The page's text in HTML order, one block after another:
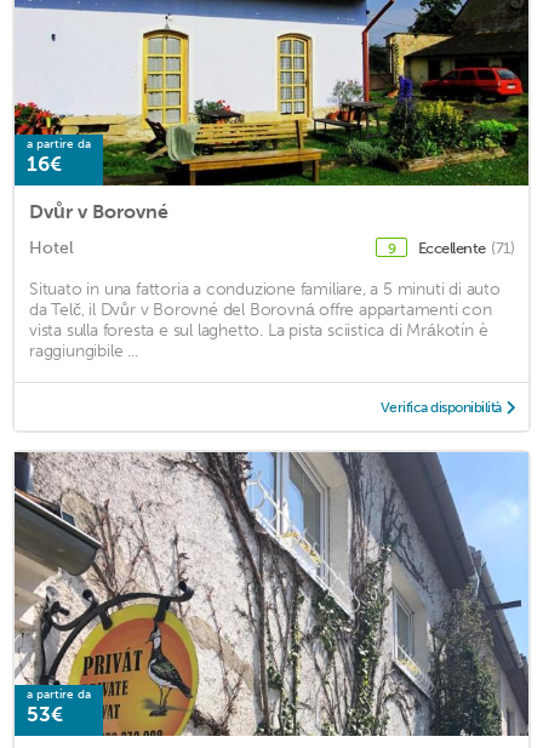
a partire da
16€
Dvůr v Borovné
Hotel 9 Eccellente (71)
Situato in una fattoria a conduzione familiare, a 5 minuti di auto
da Telč, il Dvůr v Borovné del Borovná offre appartamenti con
vista sulla foresta e sul laghetto. La pista sciistica di Mrákotín è
raggiungibile ...
Verifica disponibilità
a partire da
53€